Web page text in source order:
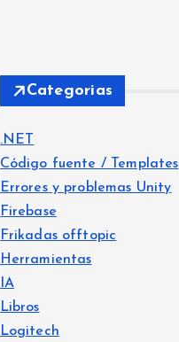
Categorias
.NET
Código fuente / Templates
Errores y problemas Unity
Firebase
Frikadas offtopic
Herramientas
IA
Libros
Logitech